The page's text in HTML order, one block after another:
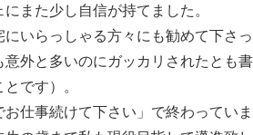
また少し自信が持てました。
いらっしゃる方々にも勧めて下さ
意外と多いのにガッカリされたとも
です）。
仕事続けて下さい」で終わってい